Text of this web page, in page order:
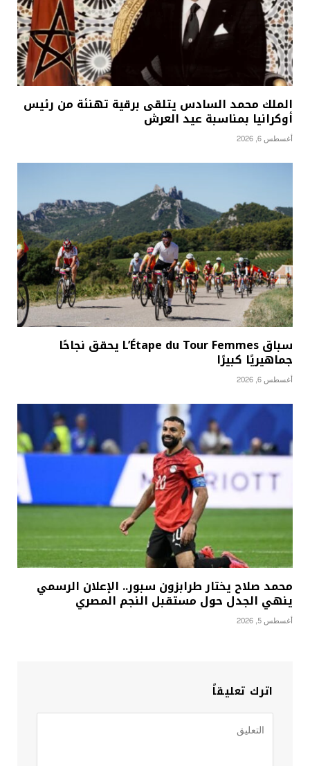
الملك محمد السادس يتلقى برقية تهنئة من رئيس
أوكرانيا بمناسبة عيد العرش
أغسطس 6, 2026
سباق L’Étape du Tour Femmes يحقق نجاحًا
جماهيريًا كبيرًا
أغسطس 6, 2026
محمد صلاح يختار طرابزون سبور.. الإعلان الرسمي
ينهي الجدل حول مستقبل النجم المصري
أغسطس 5, 2026
اترك تعليقاً